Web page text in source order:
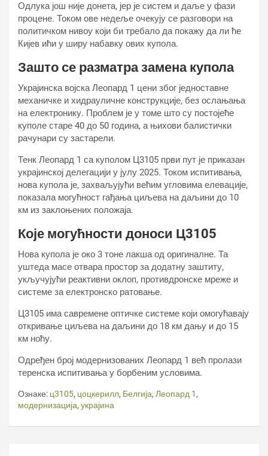
Одлука још није донета, јер је систем и даље у фази
процене. Током ове недеље очекују се разговори на
политичком нивоу који би требало да покажу да ли ће
Кијев ићи у ширу набавку ових купола.
Зашто се разматра замена купола
Украјинска војска Леопард 1 цени због једноставне
механичке и хидрауличне конструкције, без ослањања
на електронику. Проблем је у томе што су постојеће
куполе старе 40 до 50 година, а њихови балистички
рачунари су застарели.
Тенк Леопард 1 са куполом Ц3105 први пут је приказан
украјинској делегацији у јулу 2025. Током испитивања,
нова купола је, захваљујући већим угловима елевације,
показала могућност гађања циљева на даљини до 10
км из заклоњених положаја.
Које могућности доноси Ц3105
Нова купола је око 3 тоне лакша од оригиналне. Та
уштеда масе отвара простор за додатну заштиту,
укључујући реактивни оклоп, противдронске мреже и
системе за електронско ратовање.
Ц3105 има савремене оптичке системе који омогућавају
откривање циљева на даљини до 18 км дању и до 15
км ноћу.
Одређен број модернизованих Леопард 1 већ пролази
теренска испитивања у борбеним условима.
Ознаке: ц3105, цоцкерилл, Белгија, Леопард 1 ,
модернизација, украјина